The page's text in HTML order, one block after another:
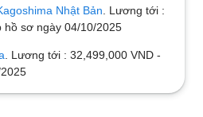
Nhật Bản. Lương tới :
hồ sơ ngày 04/10/2025
. Lương tới : 32,499,000 VND -